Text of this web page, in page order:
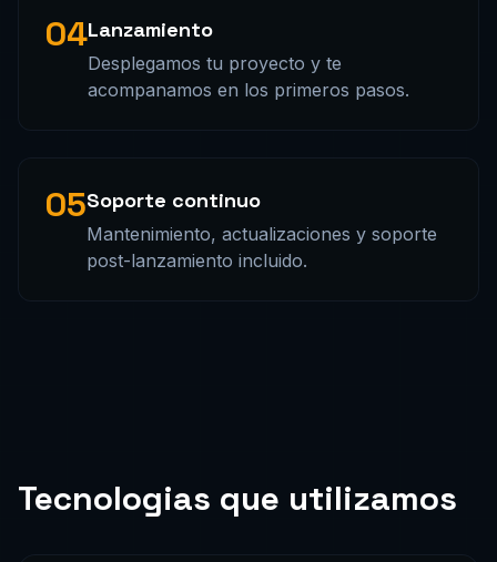
04Lanzamiento
Desplegamos tu proyecto y te
acompanamos en los primeros pasos.
05Soporte continuo
Mantenimiento, actualizaciones y soporte
post-lanzamiento incluido.
Tecnologias que utilizamos